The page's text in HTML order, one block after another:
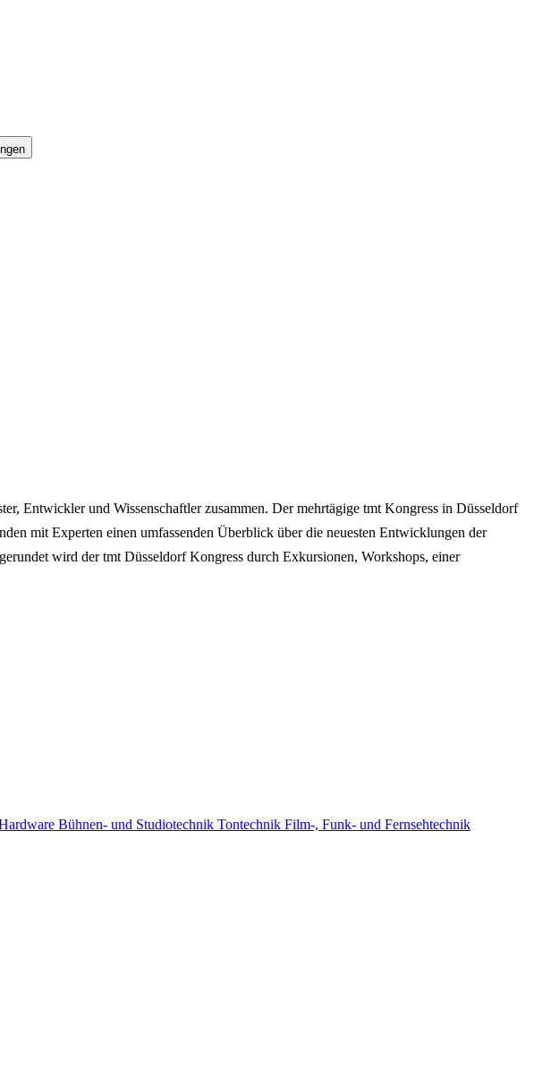
Entwickler und Wissenschaftler zusammen. Der mehrtägige tmt Kongress in Düsseldorf
mit Experten einen umfassenden Überblick über die neuesten Entwicklungen der
wird der tmt Düsseldorf Kongress durch Exkursionen, Workshops, einer
Bühnen- und Studiotechnik Tontechnik Film-, Funk- und Fernsehtechnik